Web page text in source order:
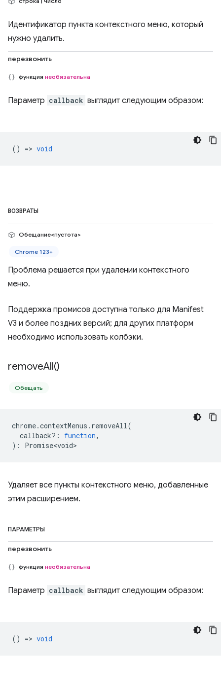
Идентификатор пункта контекстного меню, который
нужно удалить.
перезвонить
функция необязательна
Параметр callback выглядит следующим образом:
() => void
ВОЗВРАТЫ
Обещание<пустота>
Chrome 123+
Проблема решается при удалении контекстного
меню.
Поддержка промисов доступна только для Manifest
V3 и более поздних версий; для других платформ
необходимо использовать колбэки.
removeAll()
Обещать
chrome.contextMenus . removeAll(
callback? : function,
) : Promise<void>
Удаляет все пункты контекстного меню, добавленные
этим расширением.
ПАРАМЕТРЫ
перезвонить
функция необязательна
Параметр callback выглядит следующим образом:
() => void